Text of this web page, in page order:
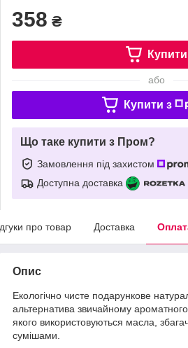
358 ₴
Купити
або
Купити з
Що таке купити з Пром?
Замовлення під захистом
Доступна доставка
про товар Доставка
Опис
Екологічно чисте подарункове
альтернатива звичайному
якого використовуються масла,
сумішами.